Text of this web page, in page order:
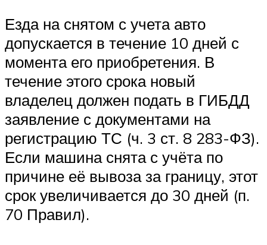
Езда на снятом с учета авто
допускается в течение 10 дней с
момента его приобретения. В
течение этого срока новый
владелец должен подать в ГИБДД
заявление с документами на
регистрацию ТС (ч. 3 ст. 8 283-ФЗ).
Если машина снята с учёта по
причине её вывоза за границу, этот
срок увеличивается до 30 дней (п.
70 Правил).